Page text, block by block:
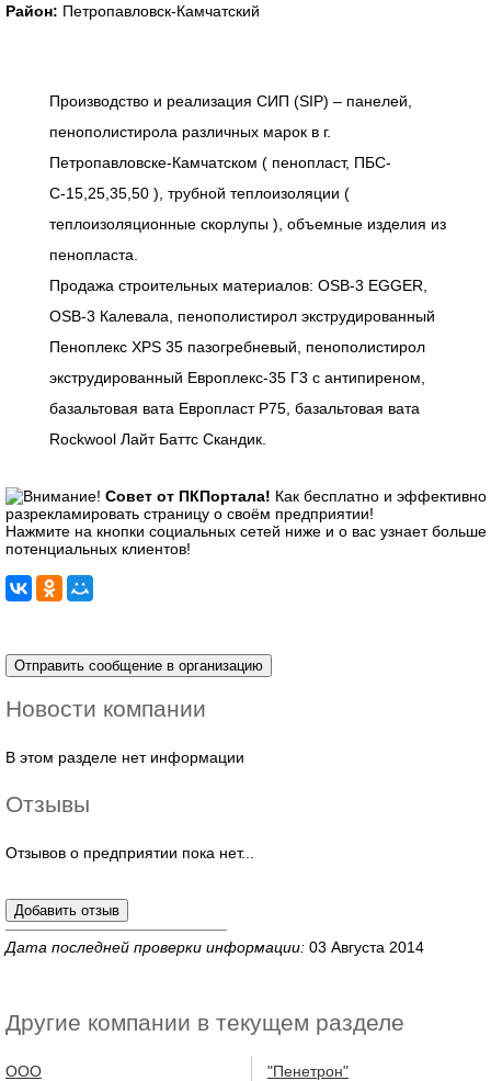
Район: Петропавловск-Камчатский
Производство и реализация СИП (SIP) – панелей,
пенополистирола различных марок в г.
Петропавловске-Камчатском ( пенопласт, ПБС-
С-15,25,35,50 ), трубной теплоизоляции (
теплоизоляционные скорлупы ), объемные изделия из
пенопласта.
Продажа строительных материалов: OSB-3 EGGER,
OSB-3 Калевала, пенополистирол экструдированный
Пеноплекс XPS 35 пазогребневый, пенополистирол
экструдированный Европлекс-35 Г3 с антипиреном,
базальтовая вата Европласт P75, базальтовая вата
Rockwool Лайт Баттс Скандик.
Совет от ПКПортала! Как бесплатно и эффективно
разрекламировать страницу о своём предприятии!
Нажмите на кнопки социальных сетей ниже и о вас узнает больше
потенциальных клиентов!
Новости компании
В этом разделе нет информации
Отзывы
Отзывов о предприятии пока нет...
Дата последней проверки информации: 03 Августа 2014
Другие компании в текущем разделе
ООО
"Пенетрон"